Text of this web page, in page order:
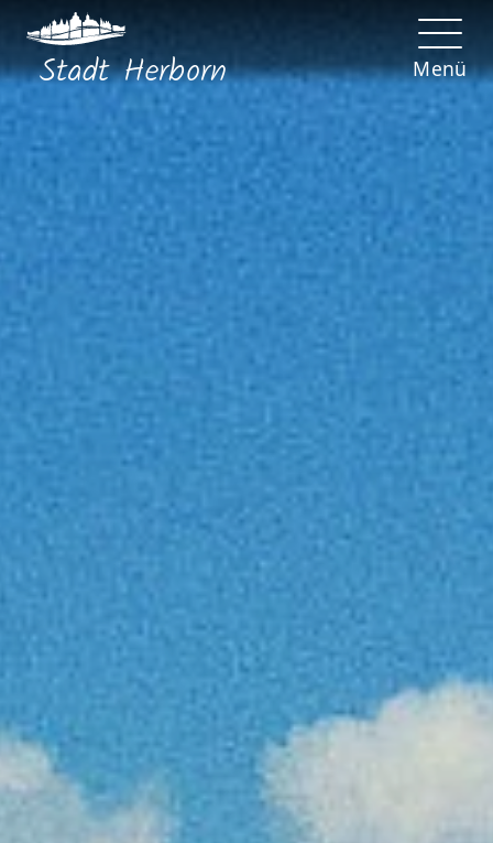
StadtHerborn Menü